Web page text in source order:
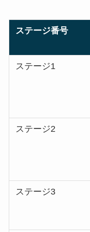
ステージ番号
ステージ1
ステージ2
ステージ3